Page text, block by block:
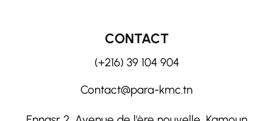
CONTACT
(+216) 39 104 904
Contact@para-kmc.tn